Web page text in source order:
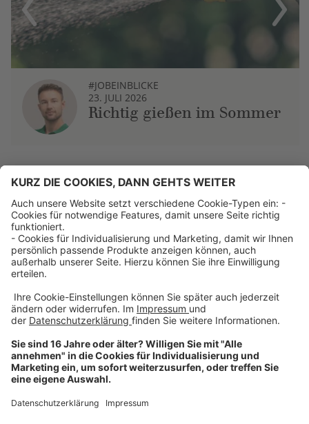
Previous
#JOBEINBLICKE
23. JULI 2026
Richtig gießen im Sommer
Next
Über uns
Dehner Unternehmen
Jobs bei Dehner